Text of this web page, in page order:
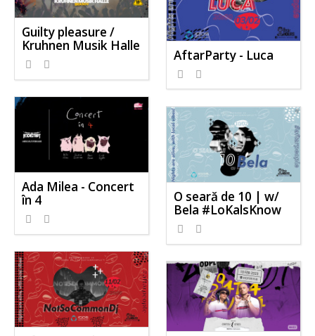
AftarParty - Luca
Guilty pleasure /
Kruhnen Musik Halle
Ada Milea - Concert
în 4
O seară de 10 | w/
Bela #LoKalsKnow